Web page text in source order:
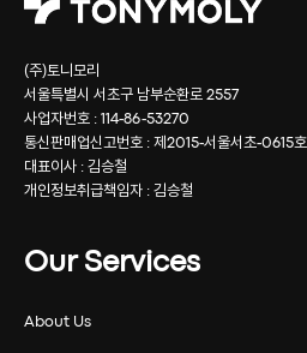
(주)토니모리
서울특별시 서초구 남부순환로 2557
사업자번호 : 114-86-53270
통신판매업신고번호 : 제2015-서울서초-0615호
대표이사 : 김승철
개인정보취급책임자 : 김승철
Our Services
About Us